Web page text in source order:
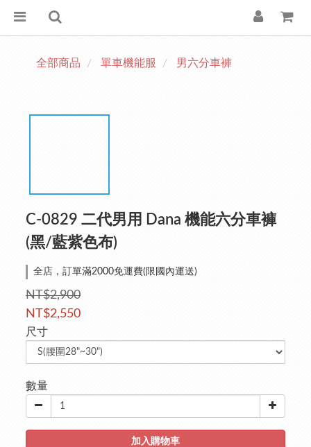
全部商品 單車機能服 男六分車褲
C-0829 二代男用 Dana 機能六分車褲
(黑/藍紫色布)
全店，訂單滿2000免運費(限國內運送)
NT$2,900
NT$2,550
尺寸
數量
加入購物車